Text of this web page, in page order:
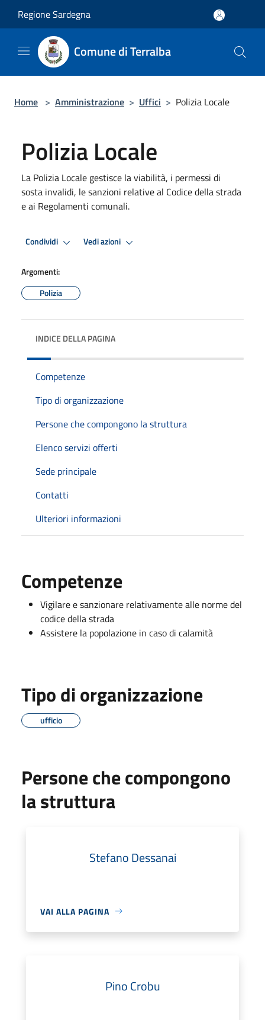
Regione Sardegna
Comune di Terralba
Home > Amministrazione > Uffici > Polizia Locale
Polizia Locale
La Polizia Locale gestisce la viabilità, i permessi di
sosta invalidi, le sanzioni relative al Codice della strada
e ai Regolamenti comunali.
Condividi Vedi azioni
Argomenti:
Polizia
INDICE DELLA PAGINA
Competenze
Tipo di organizzazione
Persone che compongono la struttura
Elenco servizi offerti
Sede principale
Contatti
Ulteriori informazioni
Competenze
Vigilare e sanzionare relativamente alle norme del
codice della strada
Assistere la popolazione in caso di calamità
Tipo di organizzazione
ufficio
Persone che compongono
la struttura
Stefano Dessanai
VAI ALLA PAGINA
Pino Crobu